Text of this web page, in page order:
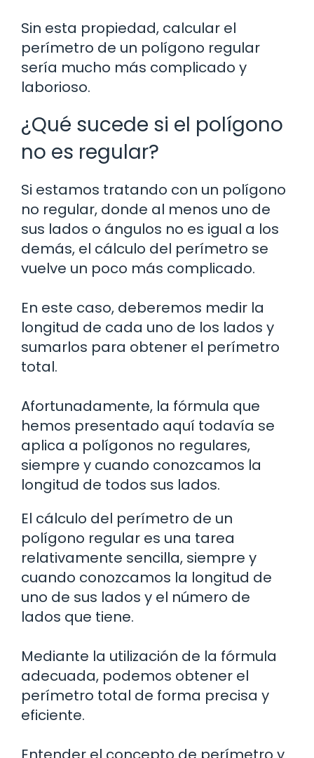
Sin esta propiedad, calcular el
perímetro de un polígono regular
sería mucho más complicado y
laborioso.
¿Qué sucede si el polígono
no es regular?
Si estamos tratando con un polígono
no regular, donde al menos uno de
sus lados o ángulos no es igual a los
demás, el cálculo del perímetro se
vuelve un poco más complicado.
En este caso, deberemos medir la
longitud de cada uno de los lados y
sumarlos para obtener el perímetro
total.
Afortunadamente, la fórmula que
hemos presentado aquí todavía se
aplica a polígonos no regulares,
siempre y cuando conozcamos la
longitud de todos sus lados.
El cálculo del perímetro de un
polígono regular es una tarea
relativamente sencilla, siempre y
cuando conozcamos la longitud de
uno de sus lados y el número de
lados que tiene.
Mediante la utilización de la fórmula
adecuada, podemos obtener el
perímetro total de forma precisa y
eficiente.